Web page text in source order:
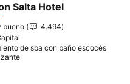
a favoritos
Salta Hotel
bueno
4.494
de spa con baño escocés